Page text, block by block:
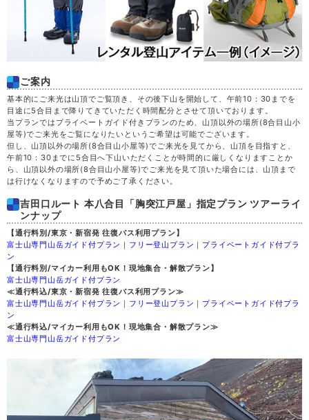
ご案内
基本的にご来光は山頂でご覧頂き、その後下山を開始して、午前10：30までを
目途に5合目まで降りてきていただく時間配分とさせて頂いております。
当プランではプライベートガイド付きプランのため、山頂以外の場所(8合目山小
屋等)でご来光をご覧になりたいというご希望は可能でございます。
但し、山頂以外の場所(8合目山小屋等)でご来光を見てから、山頂を目指すと、
午前10：30までに5合目へ下山いただくことが時間的に厳しくなりますことか
ら、山頂以外の場所(8合目山小屋等)でご来光を見て頂いた場合には、山頂まで
は行けなくなりますので予めご了承ください。
吉田口ルート 本八合目「胸突江戸屋」指定プラン ツアーライ
ンナップ
【通行料別/東京・新宿発 往復バス利用プラン】
富士山専門山岳ガイド付プラン ｜ フリー登山プラン ｜ プライベートガイド付プラ
ン
【通行料別/マイカー利用もOK！現地集合・解散プラン】
富士山専門山岳ガイド付プラン
≪通行料込/東京・新宿発 往復バス利用プラン≫
富士山専門山岳ガイド付プラン ｜ フリー登山プラン ｜ プライベートガイド付プラ
ン
≪通行料込/マイカー利用もOK！現地集合・解散プラン≫
富士山専門山岳ガイド付プラン